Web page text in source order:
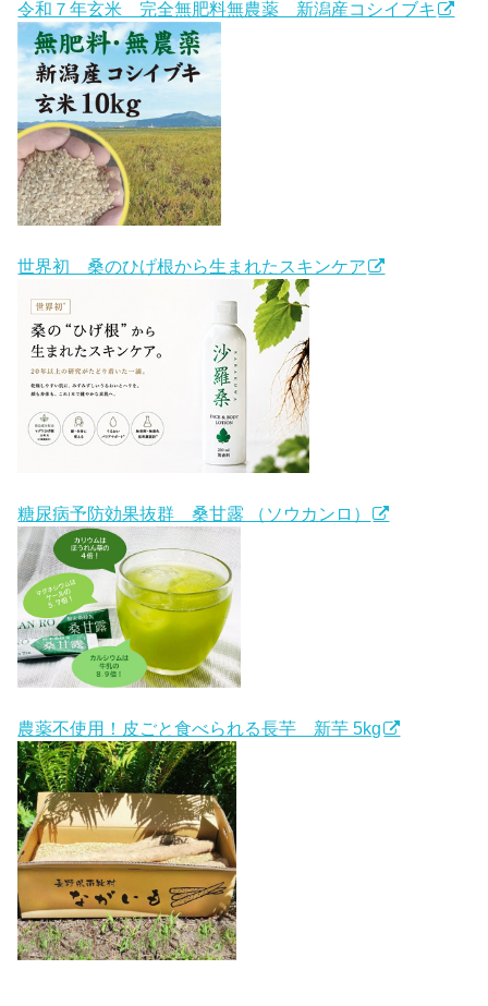
令和７年玄米 完全無肥料無農薬 新潟産コシイブキ
世界初 桑のひげ根から生まれたスキンケア
糖尿病予防効果抜群 桑甘露 （ソウカンロ）
農薬不使用！皮ごと食べられる長芋 新芋 5kg